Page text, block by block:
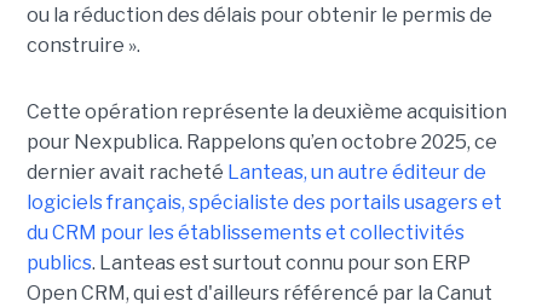
ou la réduction des délais pour obtenir le permis de
construire ».
Cette opération représente la deuxième acquisition
pour Nexpublica. Rappelons qu’en octobre 2025, ce
dernier avait racheté Lanteas, un autre éditeur de
logiciels français, spécialiste des portails usagers et
du CRM pour les établissements et collectivités
publics. Lanteas est surtout connu pour son ERP
Open CRM, qui est d'ailleurs référencé par la Canut